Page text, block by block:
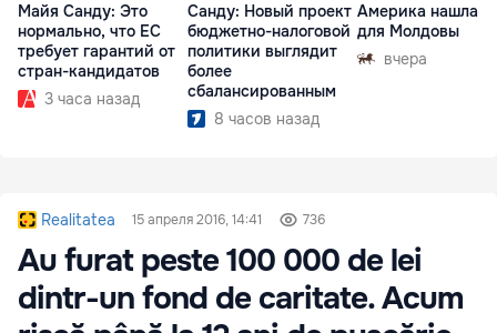
Майя Санду: Это
нормально, что ЕС
требует гарантий от
стран-кандидатов
3 часа назад
Санду: Новый проект
бюджетно-налоговой
политики выглядит
более
сбалансированным
8 часов назад
Америка нашла
для Молдовы
вчера
Realitatea 15 апреля 2016, 14:41 736
Au furat peste 100 000 de lei
dintr-un fond de caritate. Acum